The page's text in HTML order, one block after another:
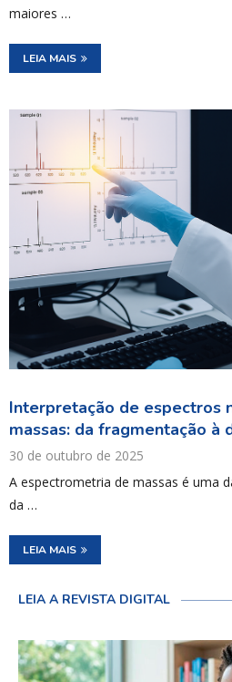
maiores …
LEIA MAIS
Interpretação de espectros
massas: da fragmentação à
30 de outubro de 2025
A espectrometria de massas é uma
da …
LEIA MAIS
LEIA A REVISTA DIGITAL